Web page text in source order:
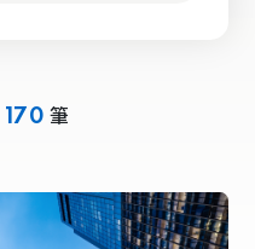
170 筆